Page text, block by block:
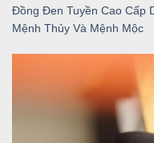
Đồng Đen Tuyền Cao Cấp
Mệnh Thủy Và Mệnh Mộc